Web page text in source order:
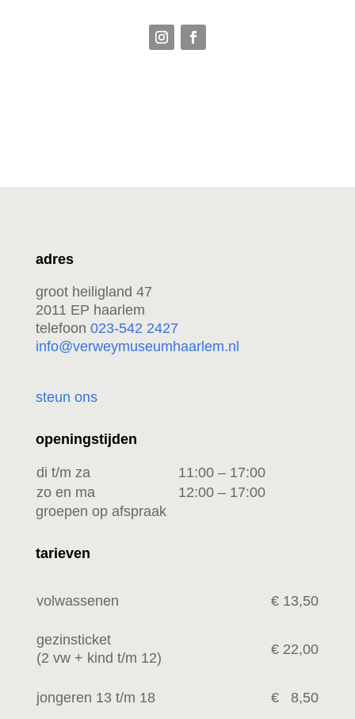
adres
groot heiligland 47
2011 EP haarlem
telefoon 023-542 2427
info@verweymuseumhaarlem.nl
steun ons
openingstijden
di t/m za
11:00 – 17:00
zo en ma
12:00 – 17:00
groepen op afspraak
tarieven
volwassenen € 13,50
gezinsticket
(2 vw + kind t/m 12)
€ 22,00
jongeren 13 t/m 18 € 8,50